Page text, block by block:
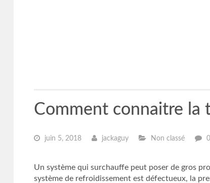
Comment connaitre la
juin 5, 2018 jackaguy Non classé
Un système qui surchauffe peut poser de gros
système de refroidissement est défectueux, la